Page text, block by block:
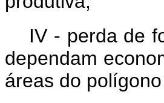
IV - perda de
dependam
áreas do